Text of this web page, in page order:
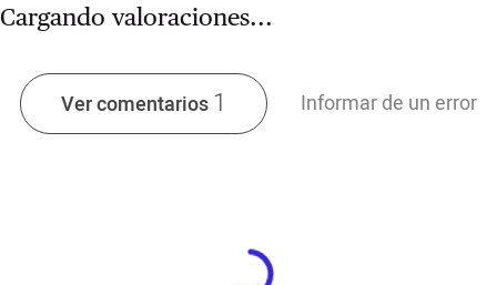
Cargando valoraciones...
Ver comentarios 1 Informar de un error